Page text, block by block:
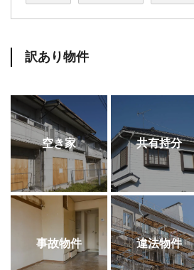
訳あり物件
空き家 共有持分
事故物件 違法物件